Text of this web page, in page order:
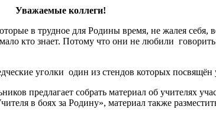
Уважаемые коллеги!
в трудное для Родины время, не жалея себя,
кто знает. Потому что они не любили
уголки один из стендов которых
предлагает собрать материал об учителях
в боях за Родину», материал также